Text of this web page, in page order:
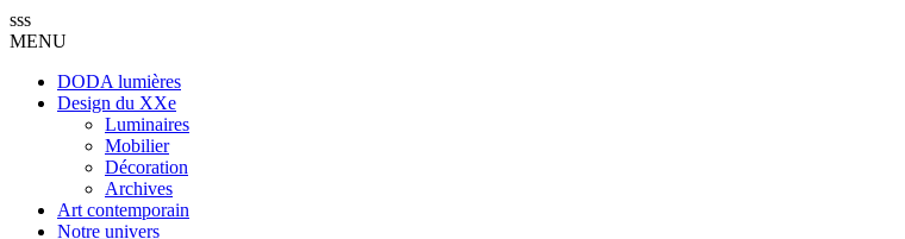
sss
MENU
DODA lumières
Design du XXe
Luminaires
Mobilier
Décoration
Archives
Art contemporain
Notre univers